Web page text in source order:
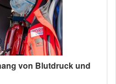
von Blutdruck und